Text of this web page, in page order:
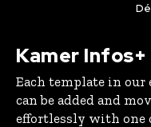
Kamer Infos+
Each template in
can be added and
effortlessly with one